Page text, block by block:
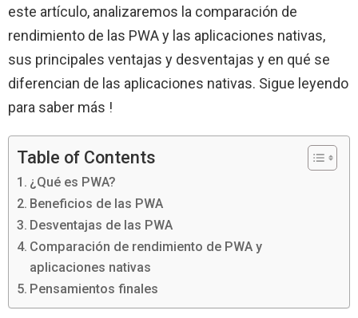
este artículo, analizaremos la comparación de
rendimiento de las PWA y las aplicaciones nativas,
sus principales ventajas y desventajas y en qué se
diferencian de las aplicaciones nativas. Sigue leyendo
para saber más !
Table of Contents
¿Qué es PWA?
Beneficios de las PWA
Desventajas de las PWA
Comparación de rendimiento de PWA y
aplicaciones nativas
Pensamientos finales